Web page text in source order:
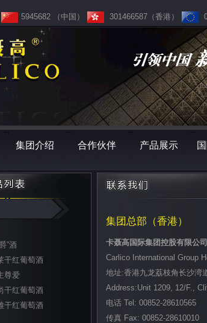
5945682 （中国） 301466587（香港）
集团介绍 合作伙伴 产品展示
集团总部（香港）
卡聂高国际集团控股有限公司
Carlico International Group
地址:香港九龙荔枝角长沙湾
Address:Unit 1209, 12/F.,
电话 Tel: 00852-28610565
传真 Fax: 00852-28610010
”酒
干红葡萄酒
尊爱
干红葡萄酒
干红葡萄酒